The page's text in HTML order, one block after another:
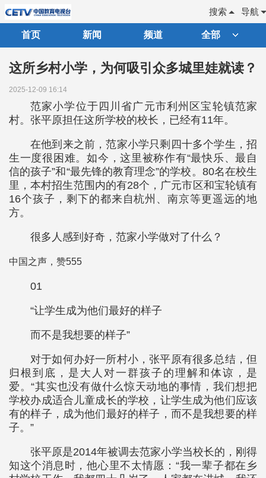
导航
搜索
首页 新闻 频道 全部
这所乡村小学，为何吸引众多城里娃就读？
2025-12-09 16:14
范家小学位于四川省广元市利州区宝轮镇范家
村。张平原担任这所学校的校长，已经有11年。
在他到来之前，范家小学只剩四十多个学生，招
生一度很困难。如今，这里被称作有“最快乐、最自
信的孩子”和“最先锋的教育理念”的学校。80名在校生
里，本村招生范围内的有28个，广元市区和宝轮镇有
16个孩子，剩下的都来自杭州、南京等更遥远的地
方。
很多人感到好奇，范家小学做对了什么？
中国之声，赞555
01
“让学生成为他们最好的样子
而不是我想要的样子”
对于如何办好一所村小，张平原有很多总结，但
归根到底，是大人对一群孩子的理解和体谅，是
爱。“其实也没有做什么惊天动地的事情，我们想把
学校办成适合儿童成长的学校，让学生成为他们应该
有的样子，成为他们最好的样子，而不是我想要的样
子。”
张平原是2014年被调去范家小学当校长的，刚得
知这个消息时，他心里不太情愿：“我一辈子都在乡